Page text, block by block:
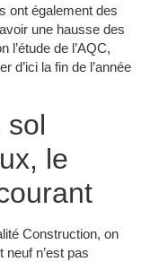
ont également des
une hausse des
l’étude de l’AQC,
d’ici la fin de l’année
sol
le
Construction, on
neuf n’est pas